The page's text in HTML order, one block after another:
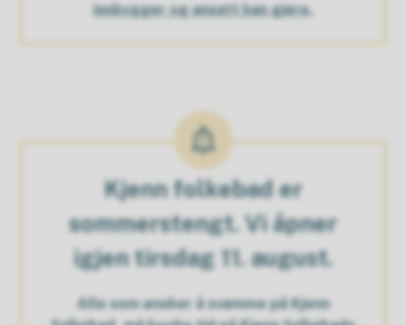
innbygger og ansatt kan gjøre.
Kjenn folkebad er
sommerstengt. Vi åpner
igjen tirsdag 11. august.
Alle som ønsker å svømme på Kjenn